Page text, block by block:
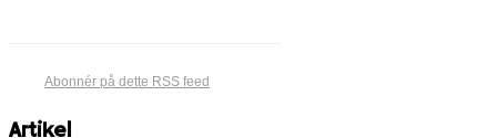
Abonnér på dette RSS feed
Artikel